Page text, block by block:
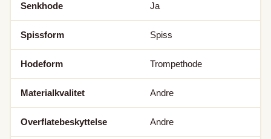
Senkhode Ja
Spissform Spiss
Hodeform Trompethode
Materialkvalitet Andre
Overflatebeskyttelse Andre